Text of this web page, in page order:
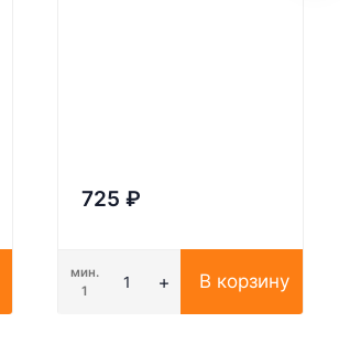
725 ₽
мин.
1
В корзину